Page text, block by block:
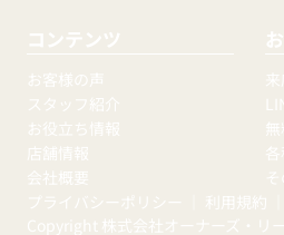
コンテンツ
お客様の声
スタッフ紹介
お役立ち情報
店舗情報
会社概要
プライバシーポリシー
利用規約
Copyright 株式会社オーナーズ・リ